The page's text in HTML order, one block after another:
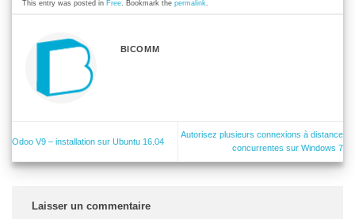
This entry was posted in Free. Bookmark thepermalink.
BICOMM
Odoo V9 – installation sur Ubuntu 16.04
Autorisez plusieurs connexions à distance
concurrentes sur Windows 7
Laisser un commentaire